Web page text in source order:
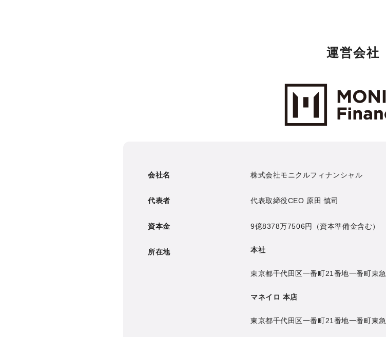
運営会社
Monicle Financial
会社名 株式会社モニクルフィナンシャル
代表者 代表取締役CEO 原田 慎司
資本金 9億8378万7506円 （資本準備金含む）
所在地 本社
東京都千代田区一番町21番地一番町東
マネイロ 本店
東京都千代田区一番町21番地一番町東